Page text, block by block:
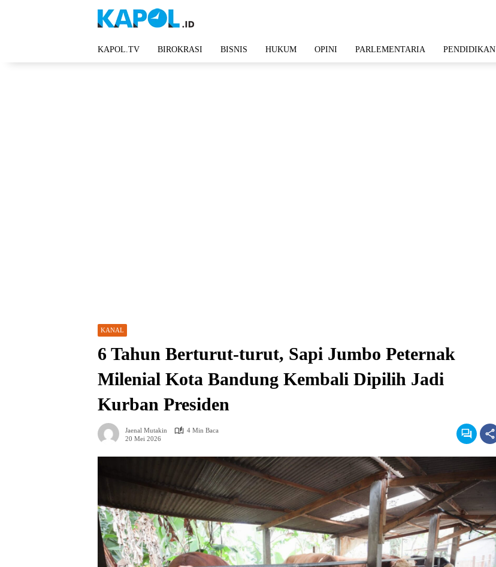
KAPOL.TV BIROKRASI BISNIS HUKUM OPINI PARLEMENTARIA PENDIDIKAN
KANAL
​6 Tahun Berturut-turut, Sapi Jumbo Peternak
Milenial Kota Bandung Kembali Dipilih Jadi
Kurban Presiden
Jaenal Mutakin
4 Min Baca
20 Mei 2026